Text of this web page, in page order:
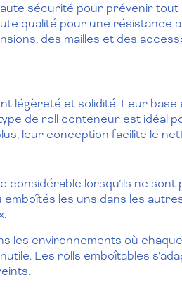
sécurité pour prévenir tout
qualité pour une résistance
des mailles et des
légèreté et solidité. Leur
de roll conteneur est idéal
leur conception facilite le
considérable lorsqu’ils ne
les uns dans les
les environnements où
Les rolls emboîtables